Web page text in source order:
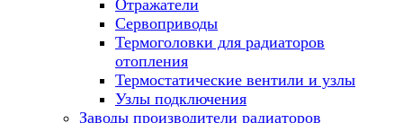
Отражатели
Сервоприводы
Термоголовки для радиаторов
отопления
Термостатические вентили и узлы
Узлы подключения
Заводы производители радиаторов